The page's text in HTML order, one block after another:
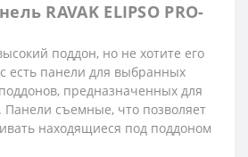
RAVAK ELIPSO PRO-
поддон, но не хотите его
есть панели для выбранных
предназначенных для
Панели съемные, что позволяет
находящиеся под поддоном